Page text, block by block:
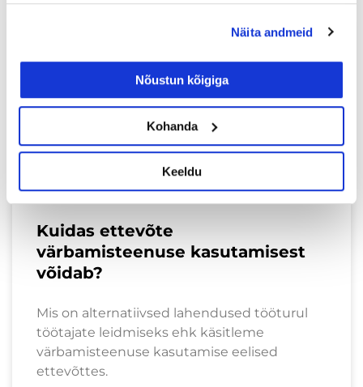
Näita andmeid
Nõustun kõigiga
Kohanda
Keeldu
ÄRIBLOGI
Kuidas ettevõte
värbamisteenuse kasutamisest
võidab?
Mis on alternatiivsed lahendused tööturul
töötajate leidmiseks ehk käsitleme
värbamisteenuse kasutamise eelised
ettevõttes.